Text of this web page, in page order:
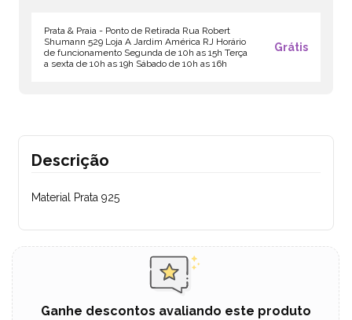
Prata & Praia - Ponto de Retirada Rua Robert
Shumann 529 Loja A Jardim América RJ Horário
de funcionamento Segunda de 10h as 15h Terça
a sexta de 10h as 19h Sábado de 10h as 16h
Grátis
Descrição
Material Prata 925
Ganhe descontos avaliando este produto